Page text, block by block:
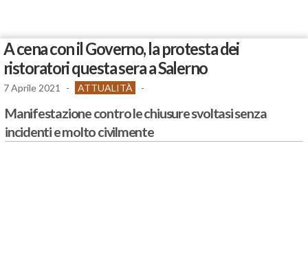
A cena con il Governo, la protesta dei
ristoratori questa sera a Salerno
7 Aprile 2021 - ATTUALITÀ -
Manifestazione contro le chiusure svoltasi senza
incidenti e molto civilmente